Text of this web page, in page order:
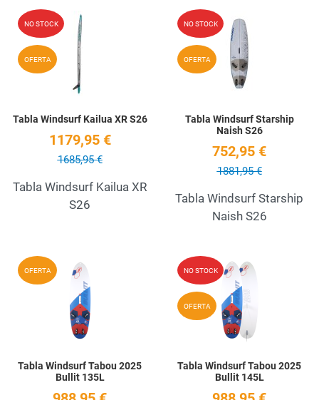
NO STOCK
OFERTA
Add to Wishlist
Quick View
Tabla Windsurf Kailua XR S26
1179,95 €
1685,95 €
Tabla Windsurf Kailua XR
S26
NO STOCK
OFERTA
Tabla Windsurf Starship
Naish S26
752,95 €
1881,95 €
Tabla Windsurf Starship
Naish S26
OFERTA Add to Wishlist
Quick View
Tabla Windsurf Tabou 2025
Bullit 135L
NO STOCK
OFERTA
Tabla Windsurf Tabou 2025
Bullit 145L